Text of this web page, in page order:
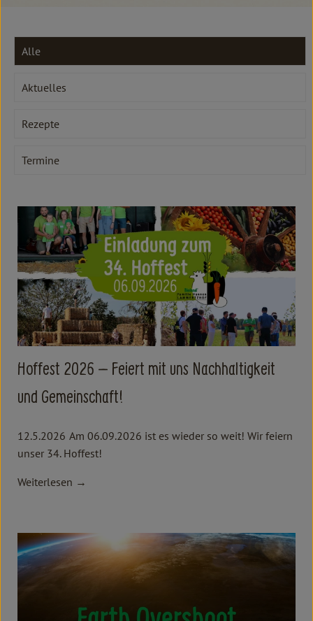
Süß & Pikant
Getränke
Aktuelles
Erleben
Alle
Aktuelles
Rezepte
Termine
Hoffest 2026 – Feiert mit uns Nachhaltigkeit
und Gemeinschaft!
12.5.2026 Am 06.09.2026 ist es wieder so weit! Wir feiern
unser 34. Hoffest!
Weiterlesen →